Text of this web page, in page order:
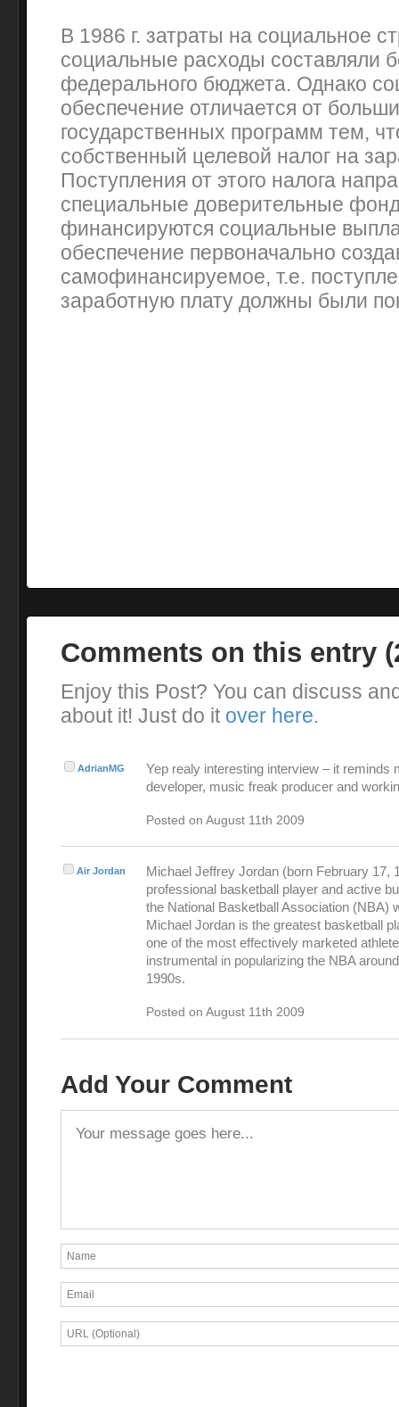
В 1986 г. затраты на социальное
социальные расходы составляли
федерального бюджета. Однако
обеспечение отличается от
государственных программ тем,
собственный целевой налог на
Поступления от этого налога
специальные доверительные
финансируются социальные
обеспечение первоначально
самофинансируемое, т.е.
заработную плату должны были
Comments on this entry
Enjoy this Post? You can discuss
about it! Just do it over here.
AdrianMG
Yep realy interesting interview – it reminds
developer, music freak producer and
Posted on August 11th 2009
Air Jordan
Michael Jeffrey Jordan (born February 17,
professional basketball player and active
the National Basketball Association (NBA)
Michael Jordan is the greatest basketball
one of the most effectively marketed
instrumental in popularizing the NBA
1990s.
Posted on August 11th 2009
Add Your Comment